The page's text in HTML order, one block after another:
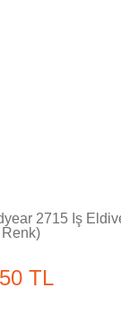
2715 İş
Renk)
TL